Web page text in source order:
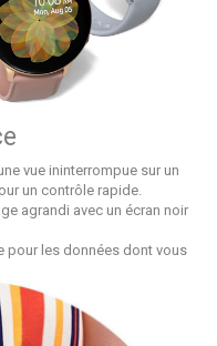
vue ininterrompue sur un
un contrôle rapide.
agrandi avec un écran noir
pour les données dont vous